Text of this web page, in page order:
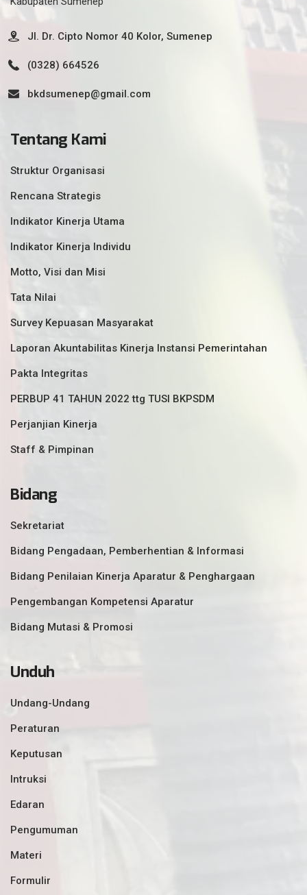
Jl. Dr. Cipto Nomor 40 Kolor, Sumenep
(0328) 664526
bkdsumenep@gmail.com
Tentang Kami
Struktur Organisasi
Rencana Strategis
Indikator Kinerja Utama
Indikator Kinerja Individu
Motto, Visi dan Misi
Tata Nilai
Survey Kepuasan Masyarakat
Laporan Akuntabilitas Kinerja Instansi Pemerintahan
Pakta Integritas
PERBUP 41 TAHUN 2022 ttg TUSI BKPSDM
Perjanjian Kinerja
Staff & Pimpinan
Bidang
Sekretariat
Bidang Pengadaan, Pemberhentian & Informasi
Bidang Penilaian Kinerja Aparatur & Penghargaan
Pengembangan Kompetensi Aparatur
Bidang Mutasi & Promosi
Unduh
Undang-Undang
Peraturan
Keputusan
Intruksi
Edaran
Pengumuman
Materi
Formulir